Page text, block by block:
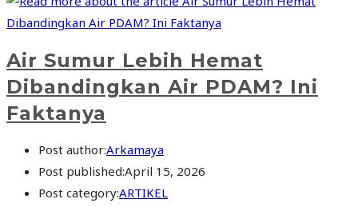
Air Sumur Lebih Hemat
Dibandingkan Air PDAM? Ini
Faktanya
Post author:Arkamaya
Post published:April 15, 2026
Post category:ARTIKEL